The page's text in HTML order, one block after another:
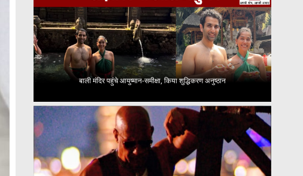
बाली मंदिर पहुंचे आयुष्मान-समीक्षा, किया शुद्धिकरण अनुष्ठान